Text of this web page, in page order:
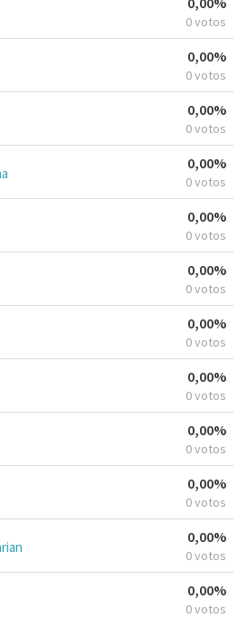
0 votos
0,00%
0 votos
0,00%
0 votos
0,00%
0 votos
0,00%
0 votos
0,00%
0 votos
0,00%
0 votos
0,00%
0 votos
0,00%
0 votos
0,00%
0 votos
0,00%
0 votos
0,00%
0 votos